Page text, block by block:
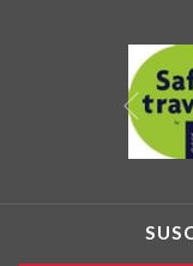
Anterior